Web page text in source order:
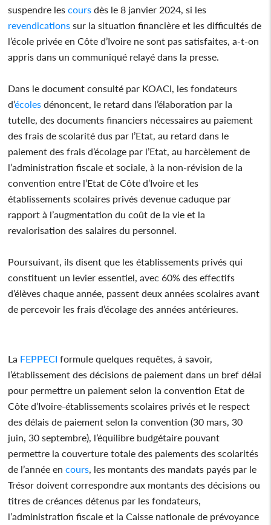
suspendre lescours dès le 8 janvier 2024, si les
revendications sur la situation financière et les difficultés de
l’école privée en Côte d’Ivoire ne sont pas satisfaites, a-t-on
appris dans un communiqué relayé dans la presse.
Dans le document consulté par KOACI, les fondateurs
d’écoles dénoncent, le retard dans l’élaboration par la
tutelle, des documents financiers nécessaires au paiement
des frais de scolarité dus par l’Etat, au retard dans le
paiement des frais d’écolage par l’Etat, au harcèlement de
l’administration fiscale et sociale, à la non-révision de la
convention entre l’Etat de Côte d’Ivoire et les
établissements scolaires privés devenue caduque par
rapport à l’augmentation du coût de la vie et la
revalorisation des salaires du personnel.
Poursuivant, ils disent que les établissements privés qui
constituent un levier essentiel, avec 60% des effectifs
d’élèves chaque année, passent deux années scolaires avant
de percevoir les frais d’écolage des années antérieures.
La FEPPECI formule quelques requêtes, à savoir,
l’établissement des décisions de paiement dans un bref délai
pour permettre un paiement selon la convention Etat de
Côte d’Ivoire-établissements scolaires privés et le respect
des délais de paiement selon la convention (30 mars, 30
juin, 30 septembre), l’équilibre budgétaire pouvant
permettre la couverture totale des paiements des scolarités
de l’année encours, les montants des mandats payés par le
Trésor doivent correspondre aux montants des décisions ou
titres de créances détenus par les fondateurs,
l’administration fiscale et la Caisse nationale de prévoyance